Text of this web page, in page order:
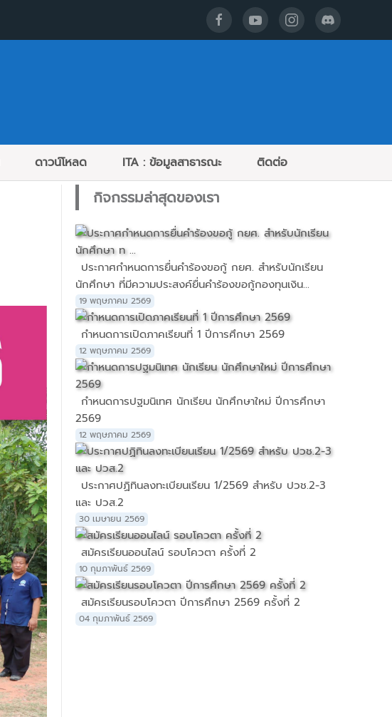
ดาวน์โหลด ITA : ข้อมูลสาธารณะ ติดต่อ
กิจกรรมล่าสุดของเรา
ประกาศกำหนดการยื่นคำร้องขอกู้ กยศ. สำหรับนักเรียน
นักศึกษา ที่มีความประสงค์ยื่นคำร้องขอกู้กองทุนเงิน...
19 พฤษภาคม 2569
กำหนดการเปิดภาคเรียนที่ 1 ปีการศึกษา 2569
12 พฤษภาคม 2569
กำหนดการปฐมนิเทศ นักเรียน นักศึกษาใหม่ ปีการศึกษา
2569
12 พฤษภาคม 2569
ประกาศปฏิทินลงทะเบียนเรียน 1/2569 สำหรับ ปวช.2-3
และ ปวส.2
30 เมษายน 2569
สมัครเรียนออนไลน์ รอบโควตา ครั้งที่ 2
10 กุมภาพันธ์ 2569
สมัครเรียนรอบโควตา ปีการศึกษา 2569 ครั้งที่ 2
04 กุมภาพันธ์ 2569